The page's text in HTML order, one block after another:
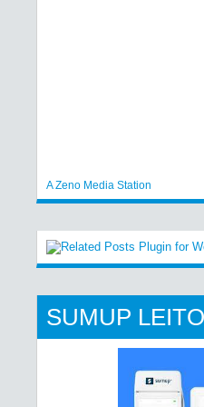
A Zeno Media Station
SUMUP